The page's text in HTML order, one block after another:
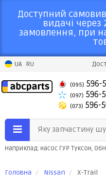
Доступний
видачі через
замовлення, при
UA RU
(095) 596-
(097) 596-
(073) 596-
Яку запчастину
Наприклад: насос ГУР Туксон,
Головна Nissan X-Trail